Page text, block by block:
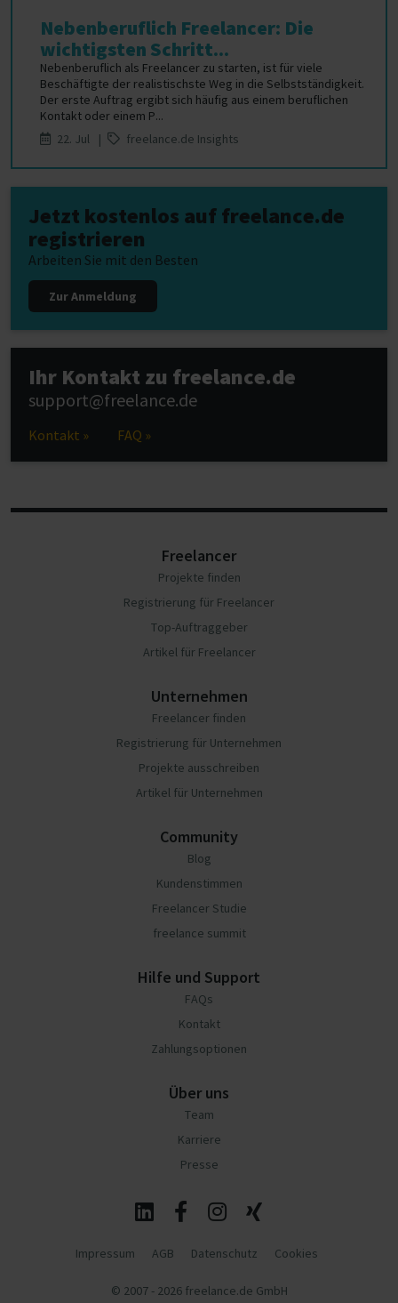
Nebenberuflich Freelancer: Die
wichtigsten Schritt...
Nebenberuflich als Freelancer zu starten, ist für viele
Beschäftigte der realistischste Weg in die Selbstständigkeit.
Der erste Auftrag ergibt sich häufig aus einem beruflichen
Kontakt oder einem P...
22. Jul |
freelance.de Insights
Jetzt kostenlos auf freelance.de
registrieren
Arbeiten Sie mit den Besten
Zur Anmeldung
Ihr Kontakt zu freelance.de
support@freelance.de
Kontakt » FAQ »
Freelancer
Projekte finden
Registrierung für Freelancer
Top-Auftraggeber
Artikel für Freelancer
Unternehmen
Freelancer finden
Registrierung für Unternehmen
Projekte ausschreiben
Artikel für Unternehmen
Community
Blog
Kundenstimmen
Freelancer Studie
freelance summit
Hilfe und Support
FAQs
Kontakt
Zahlungsoptionen
Über uns
Team
Karriere
Presse
Impressum AGB Datenschutz Cookies
© 2007 - 2026 freelance.de GmbH